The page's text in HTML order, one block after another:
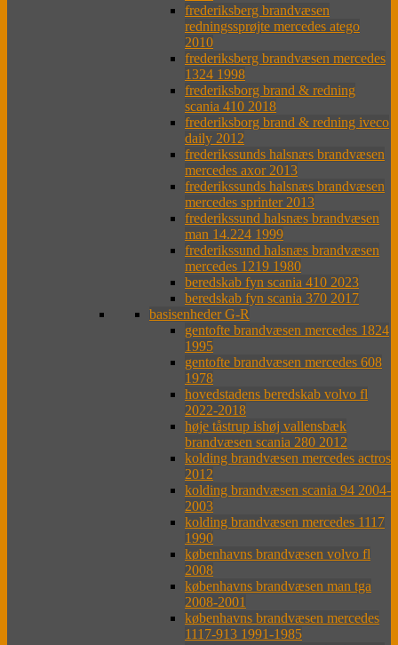
frederiksberg brandvæsen
redningssprøjte mercedes atego
2010
frederiksberg brandvæsen mercedes
1324 1998
frederiksborg brand & redning
scania 410 2018
frederiksborg brand & redning iveco
daily 2012
frederikssunds halsnæs brandvæsen
mercedes axor 2013
frederikssunds halsnæs brandvæsen
mercedes sprinter 2013
frederikssund halsnæs brandvæsen
man 14.224 1999
frederikssund halsnæs brandvæsen
mercedes 1219 1980
beredskab fyn scania 410 2023
beredskab fyn scania 370 2017
basisenheder G-R
gentofte brandvæsen mercedes 1824
1995
gentofte brandvæsen mercedes 608
1978
hovedstadens beredskab volvo fl
2022-2018
høje tåstrup ishøj vallensbæk
brandvæsen scania 280 2012
kolding brandvæsen mercedes actros
2012
kolding brandvæsen scania 94 2004-
2003
kolding brandvæsen mercedes 1117
1990
københavns brandvæsen volvo fl
2008
københavns brandvæsen man tga
2008-2001
københavns brandvæsen mercedes
1117-913 1991-1985